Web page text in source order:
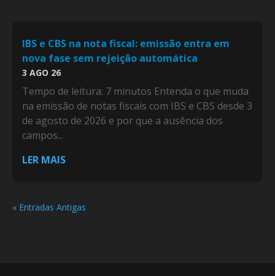
IBS e CBS na nota fiscal: emissão entra em
nova fase sem rejeição automática
3 AGO 26
Tempo de leitura: 7 minutos Entenda o que muda
na emissão de notas fiscais com IBS e CBS desde 3
de agosto de 2026 e por que a ausência dos
campos...
LER MAIS
« Entradas Antigas